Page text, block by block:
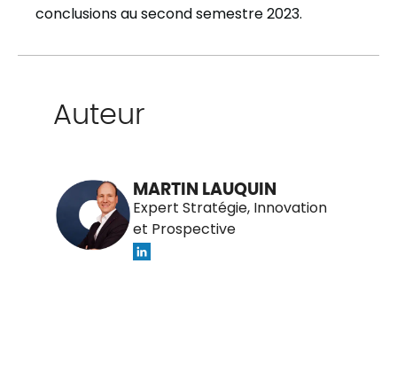
conclusions au second semestre 2023.
Auteur
MARTIN LAUQUIN
Expert Stratégie, Innovation
et Prospective